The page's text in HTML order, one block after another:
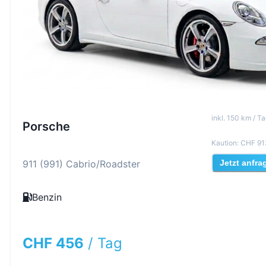
Porsche
911 (991) Cabrio/Roadster
Benzin
CHF 456 / Tag
inkl. 150 km /
Kaution: CHF
Jetzt